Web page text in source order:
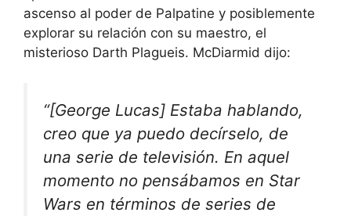
ascenso al poder de Palpatine y posiblemente
explorar su relación con su maestro, el
misterioso Darth Plagueis. McDiarmid dijo:
“[George Lucas] Estaba hablando,
creo que ya puedo decírselo, de
una serie de televisión. En aquel
momento no pensábamos en Star
Wars en términos de series de